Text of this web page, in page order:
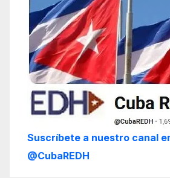
Suscríbete a nuestro canal
@CubaREDH